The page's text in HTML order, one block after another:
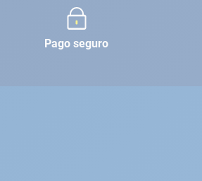
Pago seguro